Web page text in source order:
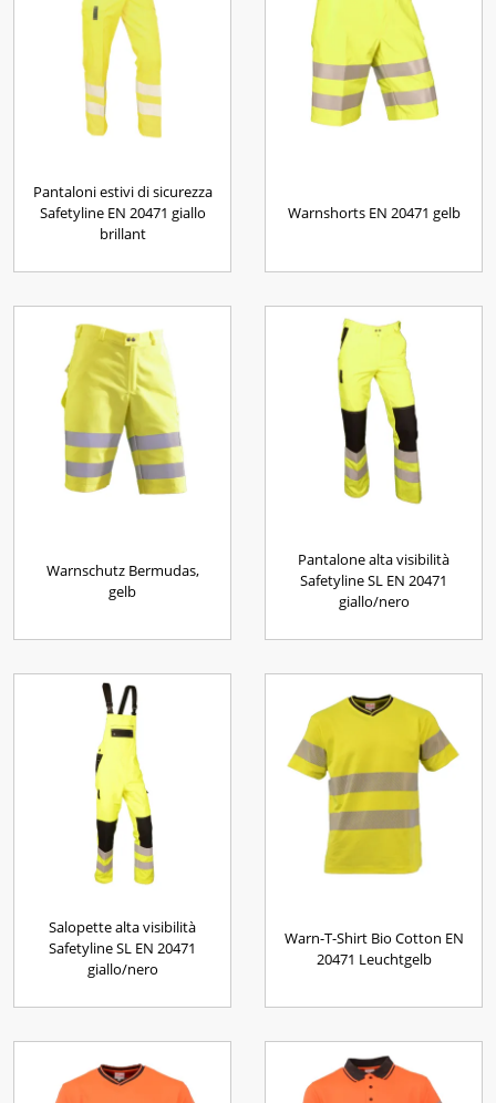
Pantaloni estivi di sicurezza
Safetyline EN 20471 giallo
brillant
Warnshorts EN 20471 gelb
Warnschutz Bermudas,
gelb
Pantalone alta visibilità
Safetyline SL EN 20471
giallo/nero
Salopette alta visibilità
Safetyline SL EN 20471
giallo/nero
Warn-T-Shirt Bio Cotton EN
20471 Leuchtgelb